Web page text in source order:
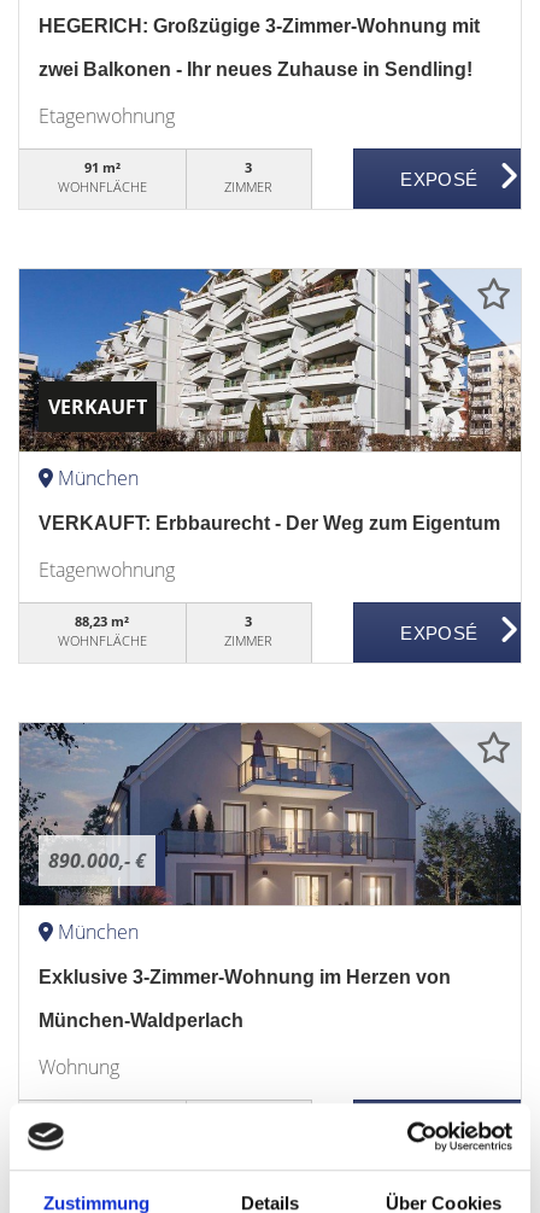
Zustimmung Details Über Cookies
HEGERICH: Großzügige 3-Zimmer-Wohnung mit
zwei Balkonen - Ihr neues Zuhause in Sendling!
Etagenwohnung
91 m²
WOHNFLÄCHE
3
ZIMMER
VERKAUFT
München
VERKAUFT: Erbbaurecht - Der Weg zum Eigentum
Etagenwohnung
88,23 m²
WOHNFLÄCHE
3
ZIMMER
890.000,- €
München
Exklusive 3-Zimmer-Wohnung im Herzen von
München-Waldperlach
Wohnung
WOHNFLÄCHE